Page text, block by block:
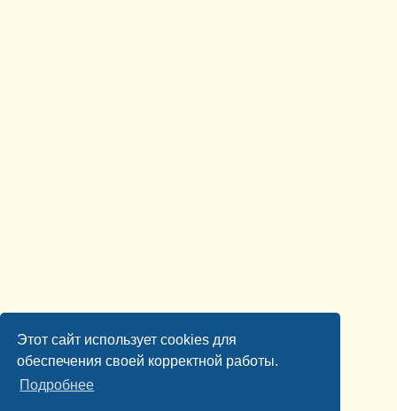
Этот сайт использует cookies для
обеспечения своей корректной работы.
Подробнее